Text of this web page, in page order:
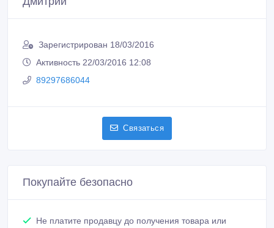
Зарегистрирован 18/03/2016
Активность 22/03/2016 12:08
89297686044
Связаться
Покупайте безопасно
Не платите продавцу до получения товара или